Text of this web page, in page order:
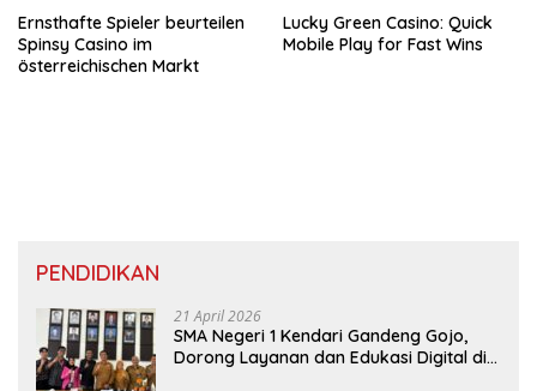
Ernsthafte Spieler beurteilen
Spinsy Casino im
österreichischen Markt
Lucky Green Casino: Quick
Mobile Play for Fast Wins
PENDIDIKAN
21 April 2026
SMA Negeri 1 Kendari Gandeng Gojo,
Dorong Layanan dan Edukasi Digital di